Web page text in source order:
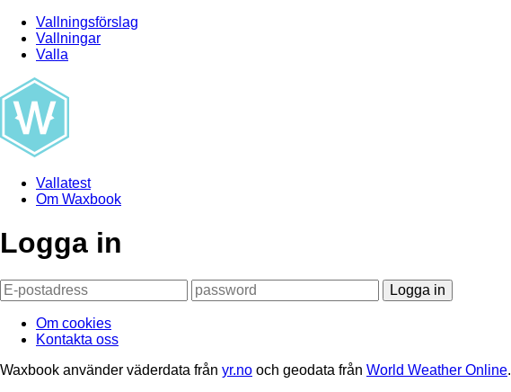
Vallningsförslag
Vallningar
Valla
Vallatest
Om Waxbook
Logga in
Logga in
Om cookies
Kontakta oss
Waxbook använder väderdata från yr.no och geodata från World Weather Online.